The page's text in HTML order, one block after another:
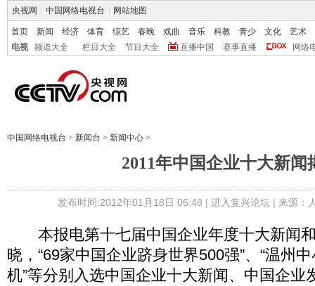
央视网 中国网络电视台 网站地图
首页 新闻 经济 体育 综艺 春晚 戏曲 音乐 科教 青少 文化
艺术
电视
频道大全 栏目大全 节目大全 直播中国 赛事直播 网络
中国网络电视台 > 新闻台 > 新闻中心 >
2011年中国企业十大新闻
发布时间:2012年01月18日 06:48 | 进入复兴论坛| 来源：
本报电第十七届中国企业年度十大新闻
晓，“69家中国企业跻身世界500强”、“温州
机”等分别入选中国企业十大新闻、中国企业